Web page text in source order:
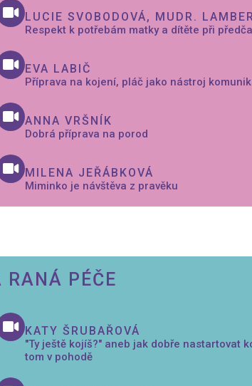
LUCIE SVOBODOVÁ, MUDR.
Respekt k potřebám matky a dítěte při
EVA LABIČ
Příprava na kojení, pláč jako nástroj
ANNA VRŠNÍK
Dobrá příprava na porod
MILENA JEŘÁBKOVÁ
Miminko je návštěva z pravěku
RANÁ PÉČE
KATY ŠRUBAŘOVÁ
"Ty ještě kojíš?" aneb jak dobře nastartovat
tom v pohodě